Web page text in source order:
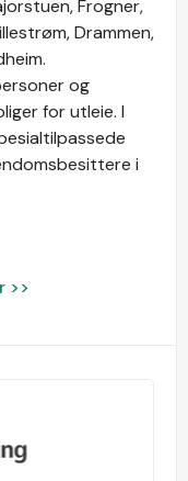
Frogner,
Drammen,
og
for utleie. I
i
>>